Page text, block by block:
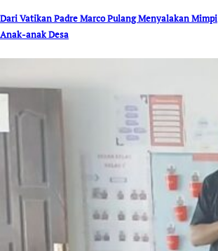
Dari Vatikan Padre Marco Pulang Menyalakan Mimpi
Anak-anak Desa